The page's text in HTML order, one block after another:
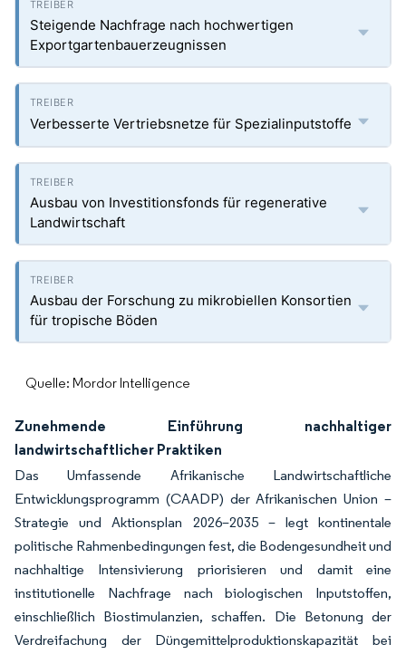
Steigende Nachfrage nach hochwertigen
Exportgartenbauerzeugnissen
Verbesserte Vertriebsnetze für Spezialinputstoffe
Ausbau von Investitionsfonds für regenerative
Landwirtschaft
Ausbau der Forschung zu mikrobiellen Konsortien
für tropische Böden
Quelle: Mordor Intelligence
Zunehmende Einführung nachhaltiger
landwirtschaftlicher Praktiken
Das Umfassende Afrikanische Landwirtschaftliche
Entwicklungsprogramm (CAADP) der Afrikanischen Union –
Strategie und Aktionsplan 2026–2035 – legt kontinentale
politische Rahmenbedingungen fest, die Bodengesundheit und
nachhaltige Intensivierung priorisieren und damit eine
institutionelle Nachfrage nach biologischen Inputstoffen,
einschließlich Biostimulanzien, schaffen. Die Betonung der
Verdreifachung der Düngemittelproduktionskapazität bei